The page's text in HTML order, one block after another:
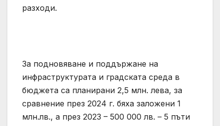
разходи.
За подновяване и поддържане на
инфраструктурата и градската среда в
бюджета са планирани 2,5 млн. лева, за
сравнение през 2024 г. бяха заложени 1
млн.лв., а през 2023 – 500 000 лв. – 5 пъти